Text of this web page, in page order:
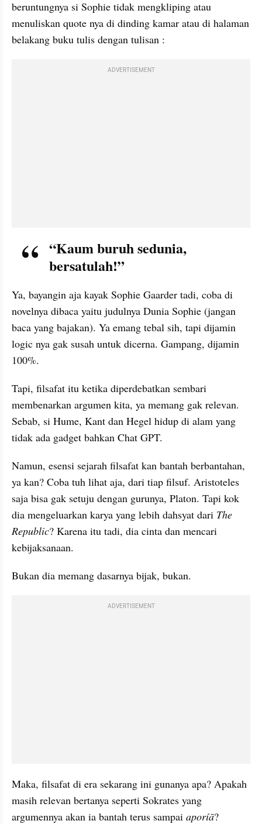
beruntungnya si Sophie tidak mengkliping atau
menuliskan quote nya di dinding kamar atau di halaman
belakang buku tulis dengan tulisan :
ADVERTISEMENT
“Kaum buruh sedunia,
bersatulah!”
Ya, bayangin aja kayak Sophie Gaarder tadi, coba di
novelnya dibaca yaitu judulnya Dunia Sophie (jangan
baca yang bajakan). Ya emang tebal sih, tapi dijamin
logic nya gak susah untuk dicerna. Gampang, dijamin
100%.
Tapi, filsafat itu ketika diperdebatkan sembari
membenarkan argumen kita, ya memang gak relevan.
Sebab, si Hume, Kant dan Hegel hidup di alam yang
tidak ada gadget bahkan Chat GPT.
Namun, esensi sejarah filsafat kan bantah berbantahan,
ya kan? Coba tuh lihat aja, dari tiap filsuf. Aristoteles
saja bisa gak setuju dengan gurunya, Platon. Tapi kok
dia mengeluarkan karya yang lebih dahsyat dari The
Republic? Karena itu tadi, dia cinta dan mencari
kebijaksanaan.
Bukan dia memang dasarnya bijak, bukan.
ADVERTISEMENT
Maka, filsafat di era sekarang ini gunanya apa? Apakah
masih relevan bertanya seperti Sokrates yang
argumennya akan ia bantah terus sampai aporíā?